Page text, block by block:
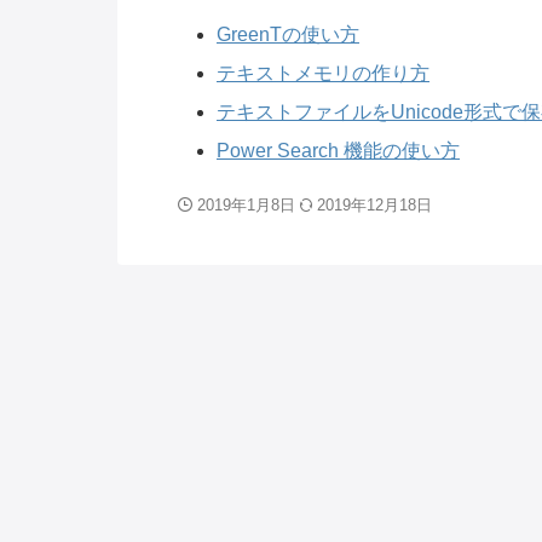
GreenTの使い方
テキストメモリの作り方
テキストファイルをUnicode形式で
Power Search 機能の使い方
2019年1月8日 2019年12月18日